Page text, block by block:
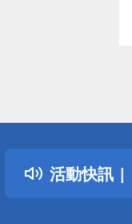
活動快訊